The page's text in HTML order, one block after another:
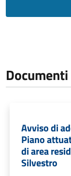
Avviso di
Piano
di area
Silvestro